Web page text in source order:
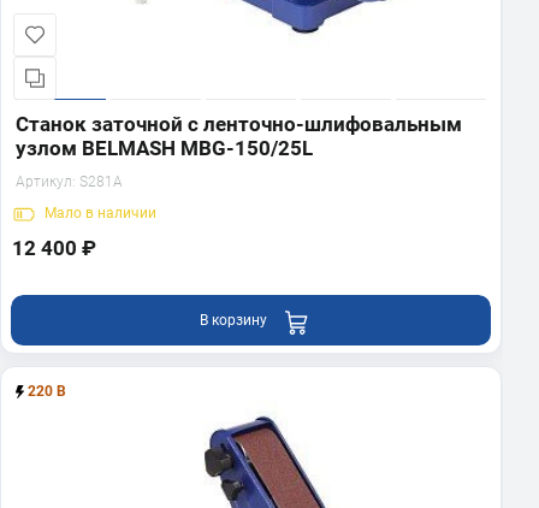
Станок заточной с ленточно-шлифовальным
узлом BELMASH MBG-150/25L
Артикул: S281A
Мало в наличии
12 400 ₽
В корзину
220 В